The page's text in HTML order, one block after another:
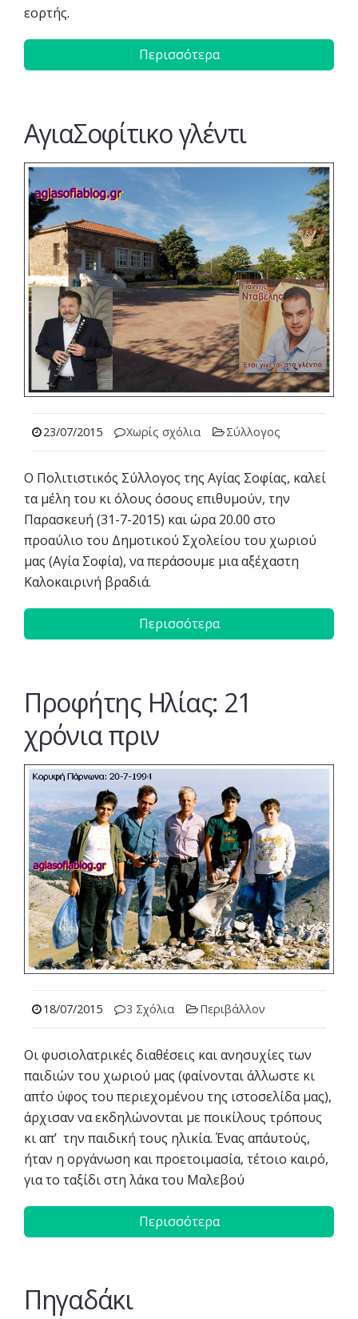
εορτής.
Περισσότερα
AγιαΣοφίτικο γλέντι
23/07/2015 Χωρίς σχόλια Σύλλογος
Ο Πολιτιστικός Σύλλογος της Αγίας Σοφίας, καλεί
τα μέλη του κι όλους όσους επιθυμούν, την
Παρασκευή (31-7-2015) και ώρα 20.00 στο
προαύλιο του Δημοτικού Σχολείου του χωριού
μας (Αγία Σοφία), να περάσουμε μια αξέχαστη
Καλοκαιρινή βραδιά.
Περισσότερα
Προφήτης Ηλίας: 21
χρόνια πριν
18/07/2015 3 Σχόλια Περιβάλλον
Οι φυσιολατρικές διαθέσεις και ανησυχίες των
παιδιών του χωριού μας (φαίνονται άλλωστε κι
απ΄το ύφος του περιεχομένου της ιστοσελίδα μας),
άρχισαν να εκδηλώνονται με ποικίλους τρόπους
κι απ’ την παιδική τους ηλικία. Ένας απ΄αυτούς,
ήταν η οργάνωση και προετοιμασία, τέτοιο καιρό,
για το ταξίδι στη λάκα του Μαλεβού
Περισσότερα
Πηγαδάκι